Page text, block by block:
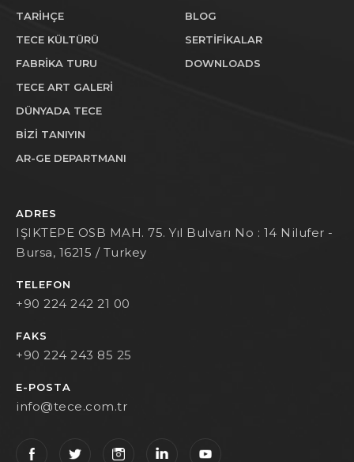
TARİHÇE
TECE KÜLTÜRÜ
FABRİKA TURU
TECE ART GALERİ
DÜNYADA TECE
BİZİ TANIYIN
AR-GE DEPARTMANI
BLOG
SERTİFİKALAR
DOWNLOADS
ADRES
IŞIKTEPE OSB MAH. 75. Yıl Bulvarı No : 14 Nilufer -
Bursa, 16215 / Turkey
TELEFON
+90 224 242 21 00
FAKS
+90 224 243 85 25
E-POSTA
info@tece.com.tr